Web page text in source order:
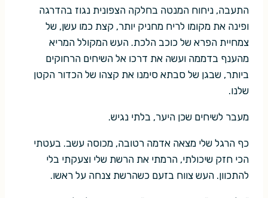
התעבה, ניחוח המנטה בחלקה הצפונית נגוז בהדרגה
ופינה את מקומו לריח מחניק יותר, קצת כמו עשן, של
צמחיית הפרא של כוכב הלכת. העש המקולל המריא
מהענף בדממה ועשה את דרכו אל השיחים הרחוקים
ביותר, שבגן של סבתא סימנו את קצהו של הכדור הקטן
שלנו.
מעבר לשיחים שכן היער, בלתי נגיש.
כף הרגל שלי מצאה אדמה רטובה, מכוסה עשב. בעטתי
הכי חזק שיכולתי, הרמתי את הרשת שלי וצעקתי בלי
להתכוון. העש צווח בזעם כשהרשת צנחה על ראשו.